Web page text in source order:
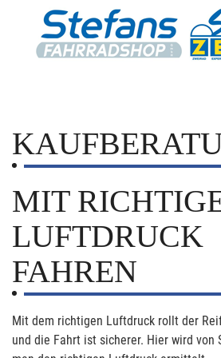
MIT
LUFTDRUCK
FAHREN
Mit dem richtigen Luftdruck rollt der
und die Fahrt ist sicherer. Hier wird von